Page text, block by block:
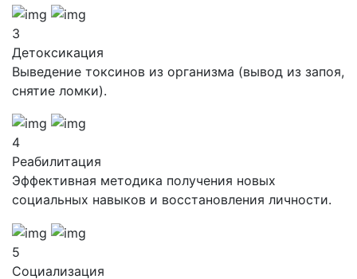
3
Детоксикация
Выведение токсинов из организма (вывод из запоя,
снятие ломки).
4
Реабилитация
Эффективная методика получения новых
социальных навыков и восстановления личности.
5
Социализация